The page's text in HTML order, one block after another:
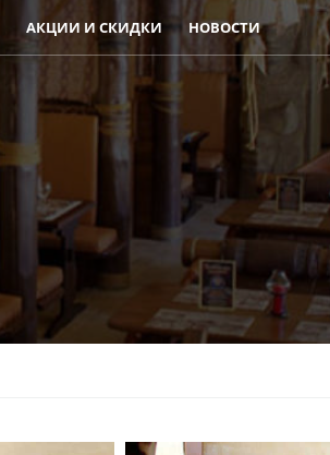
АКЦИИ И СКИДКИ НОВОСТИ